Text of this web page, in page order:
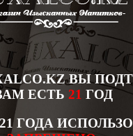
ВЫ
ЕСТЬ 21 ГОД
ГОДА